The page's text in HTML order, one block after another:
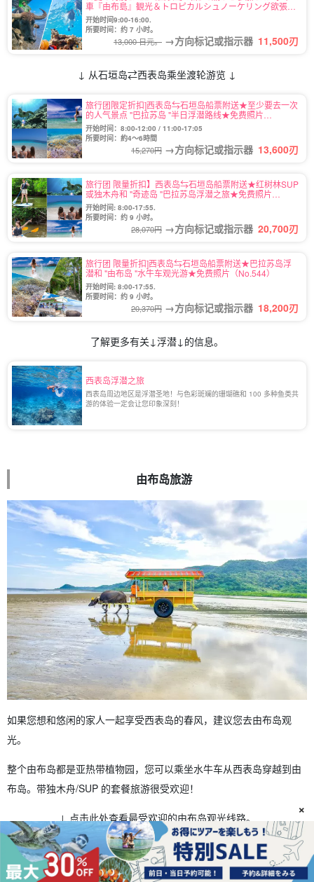
車『由布島』観光＆トロピカルシュノーケリング欲張り
ツアー★写真無料（No.99）
开始时间9:00-16:00.
所要时间：约 7 小时。
13,000 日元。 →方向标记或指示器 11,500刃
↓ 从石垣岛⇄西表岛乘坐渡轮游览 ↓
旅行团限定折扣]西表岛⇆石垣岛船票附送★至少要去一次
的人气景点 "巴拉苏岛 "半日浮潜路线★免费照片
（No.486）
开始时间：8:00-12:00 / 11:00-17:05
所要时间：約4～6時間
15,270円 →方向标记或指示器 13,600刃
旅行团 限量折扣】西表岛⇆石垣岛船票附送★红树林SUP
或独木舟和 "奇迹岛 "巴拉苏岛浮潜之旅★免费照片
(No.485)
开始时间: 8:00-17:55.
所要时间：约 9 小时。
28,070円 →方向标记或指示器 20,700刃
旅行团 限量折扣]西表岛⇆石垣岛船票附送★巴拉苏岛浮
潜和 "由布岛 "水牛车观光游★免费照片（No.544）
开始时间: 8:00-17:55.
所要时间：约 9 小时。
20,370円 →方向标记或指示器 18,200刃
了解更多有关↓浮潜↓的信息。
西表岛浮潜之旅
西表岛周边地区是浮潜圣地！与色彩斑斓的珊瑚礁和 100 多种鱼类共
游的体验一定会让您印象深刻！
由布岛旅游
如果您想和悠闲的家人一起享受西表岛的春风，建议您去由布岛观
光。
整个由布岛都是亚热带植物园，您可以乘坐水牛车从西表岛穿越到由
布岛。带独木舟/SUP 的套餐旅游很受欢迎！
↓ 点击此处查看最受欢迎的由布岛观光线路。
★夏の特別SALE 【西表島/1日】観光とアクティビティ
がセットでお得！水牛車で渡る『由布島』観光＆マング
ローブSUPorカヌー（No.124）
开始时间9:00-16:00.
×